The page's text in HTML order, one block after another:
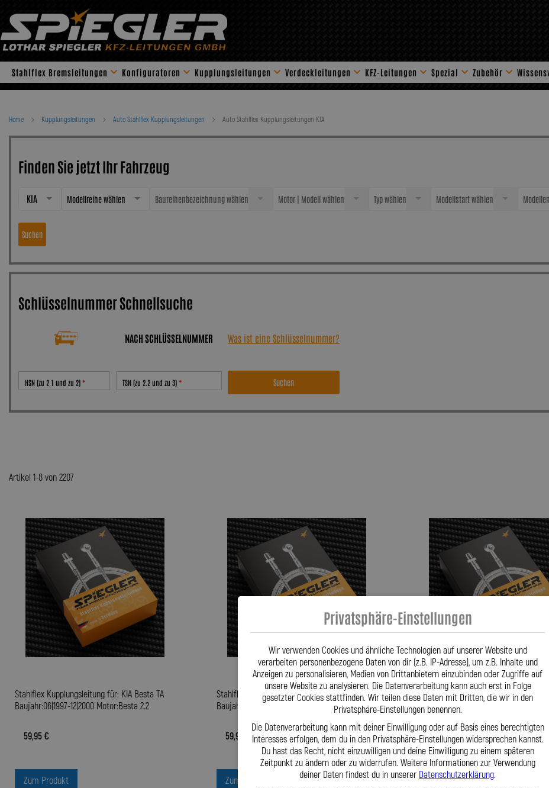
content
Stahlflex Bremsleitungen Konfiguratoren Kupplungsleitungen Verdeckleitungen KFZ-Leitungen Spezial Zubehör
Stahlflex Zubehör
Home Kupplungsleitungen Auto Stahlflex Kupplungsleitungen Auto Stahlflex Kupplungsleitungen KIA
Finden Sie jetzt Ihr Fahrzeug
KIA Modellreihe wählen Baureihenbezeichnung wählen Motor | Modell wählen Typ wählen Modellstart wählen
Suchen
Schlüsselnummer Schnellsuche
NACH SCHLÜSSELNUMMER Was ist eine Schlüsselnummer?
HSN (zu 2.1 und zu 2) TSN (zu 2.2 und zu 3) Suchen
Artikel 1-8 von 2207
Stahlflex Kupplungsleitung für: KIA Besta TA
Baujahr:06|1997-12|2000 Motor:Besta 2.2
59,95 €
Zum Produkt
Stahlflex Kupplungsleitung für: KIA Carens BK
Baujahr:06|2009-09|2010 Motor:Carens 1.6
59,95 €
Zum Produkt
Stahlflex Kupplungsleitung für: KIA
Baujahr:09|2010-03|2013 Motor:Carens
59,95 €
Zum Produkt
Privatsphäre-Einstellungen
Wir verwenden Cookies und ähnliche Technologien auf unserer Website und
verarbeiten personenbezogene Daten von dir (z.B. IP-Adresse), um z.B. Inhalte und
Anzeigen zu personalisieren, Medien von Drittanbietern einzubinden oder Zugriffe auf
unsere Website zu analysieren. Die Datenverarbeitung kann auch erst in Folge
gesetzter Cookies stattfinden. Wir teilen diese Daten mit Dritten, die wir in den
Privatsphäre-Einstellungen benennen.
Die Datenverarbeitung kann mit deiner Einwilligung oder auf Basis eines berechtigten
Interesses erfolgen, dem du in den Privatsphäre-Einstellungen widersprechen kannst.
Du hast das Recht, nicht einzuwilligen und deine Einwilligung zu einem späteren
Zeitpunkt zu ändern oder zu widerrufen. Weitere Informationen zur Verwendung
deiner Daten findest du in unserer Datenschutzerklärung.